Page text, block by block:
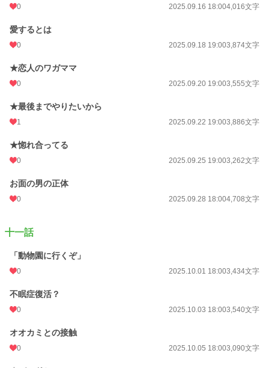
0 2025.09.16 18:004,016文字
愛するとは
0 2025.09.18 19:003,874文字
★恋人のワガママ
0 2025.09.20 19:003,555文字
★最後までやりたいから
1 2025.09.22 19:003,886文字
★惚れ合ってる
0 2025.09.25 19:003,262文字
お面の男の正体
0 2025.09.28 18:004,708文字
十一話
「動物園に行くぞ」
0 2025.10.01 18:003,434文字
不眠症復活？
0 2025.10.03 18:003,540文字
オオカミとの接触
0 2025.10.05 18:003,090文字